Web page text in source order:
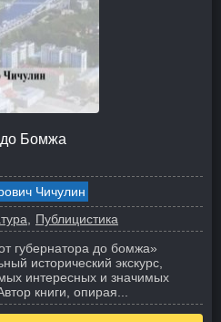
до Бомжа
Чичулин
Публицистика
губернатора до бомжа»
исторический экскурс,
интересных и значимых
книги, опирая...